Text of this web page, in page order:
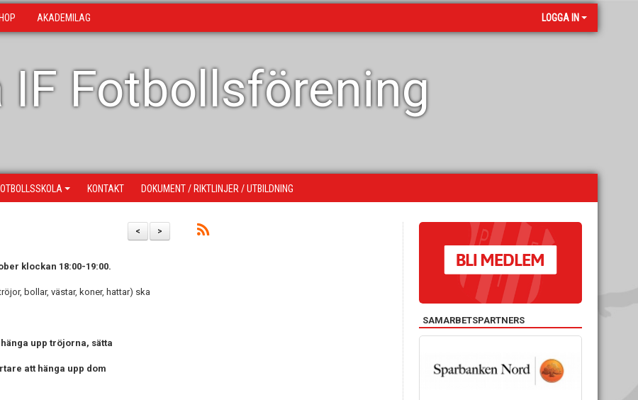
AKADEMILAG LOGGA IN
IF Fotbollsförening
KONTAKT DOKUMENT / RIKTLINJER / UTBILDNING
>
<
klockan 18:00-19:00.
bollar, västar, koner, hattar) ska
upp tröjorna, sätta
att hänga upp dom
SAMARBETSPARTNERS